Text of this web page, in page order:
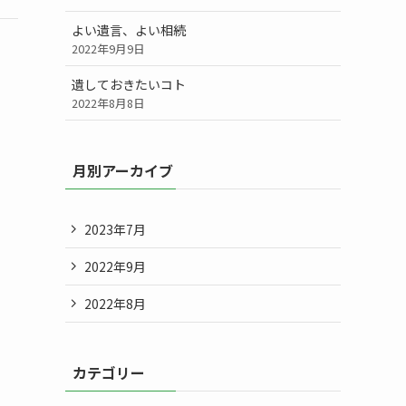
よい遺言、よい相続
2022年9月9日
遺しておきたいコト
2022年8月8日
月別アーカイブ
2023年7月
2022年9月
2022年8月
カテゴリー